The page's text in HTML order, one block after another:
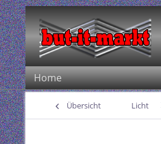
Home
Übersicht Licht